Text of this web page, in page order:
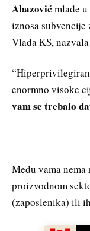
Abazović mlade
iznosa
Vlada KS,
enormno visoke
vam se trebalo
Među vama
proizvodnom
(zaposlenika) ili